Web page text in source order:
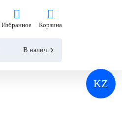
KZ
Сравнение
Избранное Корзина
В наличии